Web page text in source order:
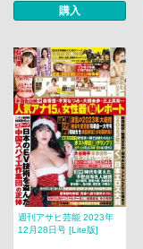
購入
週刊アサヒ芸能 2023年
12月28日号 [Lite版]